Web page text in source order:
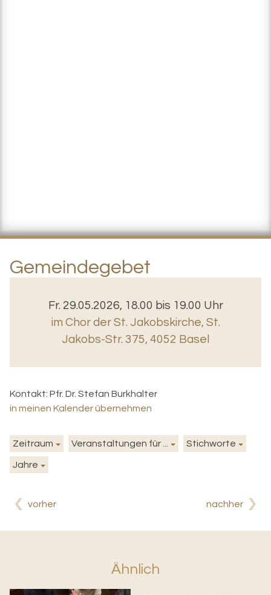
Gemeindegebet
Fr. 29.05.2026, 18.00 bis 19.00 Uhr
im Chor der St. Jakobskirche, St.
Jakobs-Str. 375, 4052 Basel
Kontakt: Pfr. Dr. Stefan Burkhalter
in meinen Kalender übernehmen
Zeitraum Veranstaltungen für ... Stichworte
Jahre
vorher nachher
Ähnlich